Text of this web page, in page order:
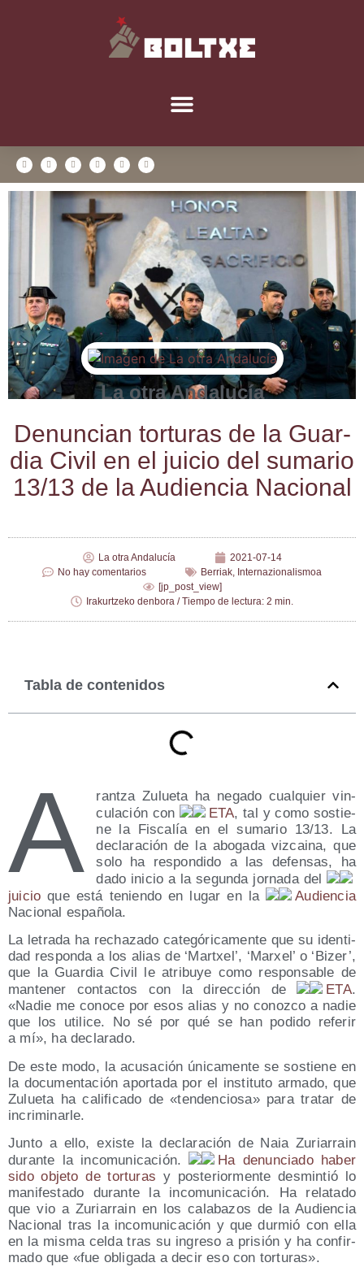
La otra Andalucía
Denun­cian tor­tu­ras de la Guar­
dia Civil en el jui­cio del suma­rio
13/​13 de la Audien­cia Nacional
La otra Andalucía
2021-07-14
No hay comentarios
Berriak Internazionalismoa
[jp_post_view]
Irakurtzeko denbora / Tiempo de lectura: 2 min.
Tabla de contenidos
A
ran­tza Zulue­ta ha nega­do cual­quier vin­
cu­la­ción con
ETA, tal y como sos­tie­
ne la Fis­ca­lía en el suma­rio 13/​13. La
decla­ra­ción de la abo­ga­da viz­cai­na, que
solo ha res­pon­di­do a las defen­sas, ha
dado ini­cio a la segun­da jor­na­da del
jui­cio que está tenien­do en lugar en la
Audien­cia
Nacio­nal española.
La letra­da ha recha­za­do cate­gó­ri­ca­men­te que su iden­ti­
dad res­pon­da a los alias de ‘Martxel’, ‘Mar­xel’ o ‘Bizer’,
que la Guar­dia Civil le atri­bu­ye como res­pon­sa­ble de
man­te­ner con­tac­tos con la direc­ción de
ETA.
«Nadie me cono­ce por esos alias y no conoz­co a nadie
que los uti­li­ce. No sé por qué se han podi­do refe­rir
a mí», ha declarado.
De este modo, la acu­sa­ción úni­ca­men­te se sos­tie­ne en
la docu­men­ta­ción apor­ta­da por el ins­ti­tu­to arma­do, que
Zulue­ta ha cali­fi­ca­do de «ten­den­cio­sa» para tra­tar de
incriminarle.
Jun­to a ello, exis­te la decla­ra­ción de Naia Zuria­rrain
duran­te la inco­mu­ni­ca­ción.
Ha denun­cia­do haber
sido obje­to de tor­tu­ras y pos­te­rior­men­te des­min­tió lo
mani­fes­ta­do duran­te la inco­mu­ni­ca­ción. Ha rela­ta­do
que vio a Zuria­rrain en los cala­ba­zos de la Audien­cia
Nacio­nal tras la inco­mu­ni­ca­ción y que dur­mió con ella
en la mis­ma cel­da tras su ingre­so a pri­sión y ha con­fir­
ma­do que «fue obli­ga­da a decir eso con torturas».